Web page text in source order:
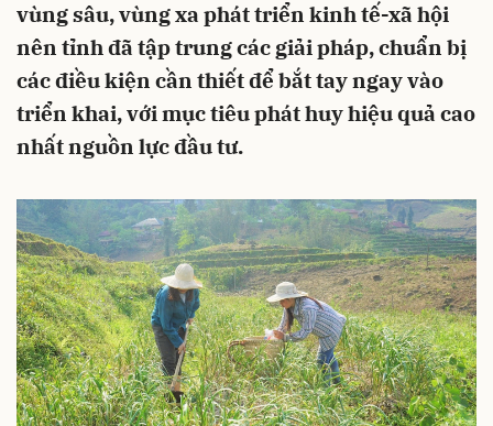
vùng sâu, vùng xa phát triển kinh tế-xã hội
nên tỉnh đã tập trung các giải pháp, chuẩn bị
các điều kiện cần thiết để bắt tay ngay vào
triển khai, với mục tiêu phát huy hiệu quả cao
nhất nguồn lực đầu tư.